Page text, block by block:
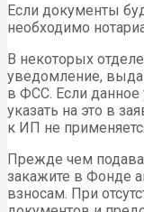
Если документы
необходимо
В некоторых
уведомление,
в ФСС. Если данное
указать на это в
к ИП не
Прежде чем
закажите в Фонде
взносам. При